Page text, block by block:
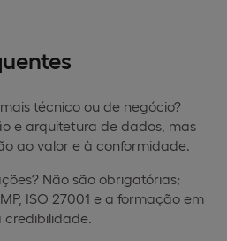
técnico ou de negócio?
e arquitetura de dados, mas
ao valor e à conformidade.
Não são obrigatórias;
ISO 27001 e a formação em
credibilidade.